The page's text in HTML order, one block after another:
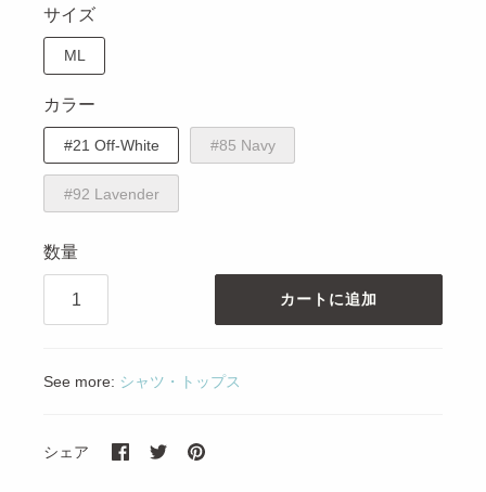
サイズ
ML
カラー
#21 Off-White #85 Navy
#92 Lavender
数量
カートに追加
See more: シャツ・トップス
シェア
シ
ツ
ピ